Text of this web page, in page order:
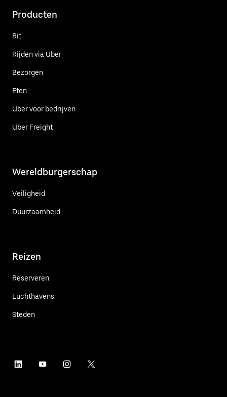
Producten
Rit
Rijden via Uber
Bezorgen
Eten
Uber voor bedrijven
Uber Freight
Wereldburgerschap
Veiligheid
Duurzaamheid
Reizen
Reserveren
Luchthavens
Steden